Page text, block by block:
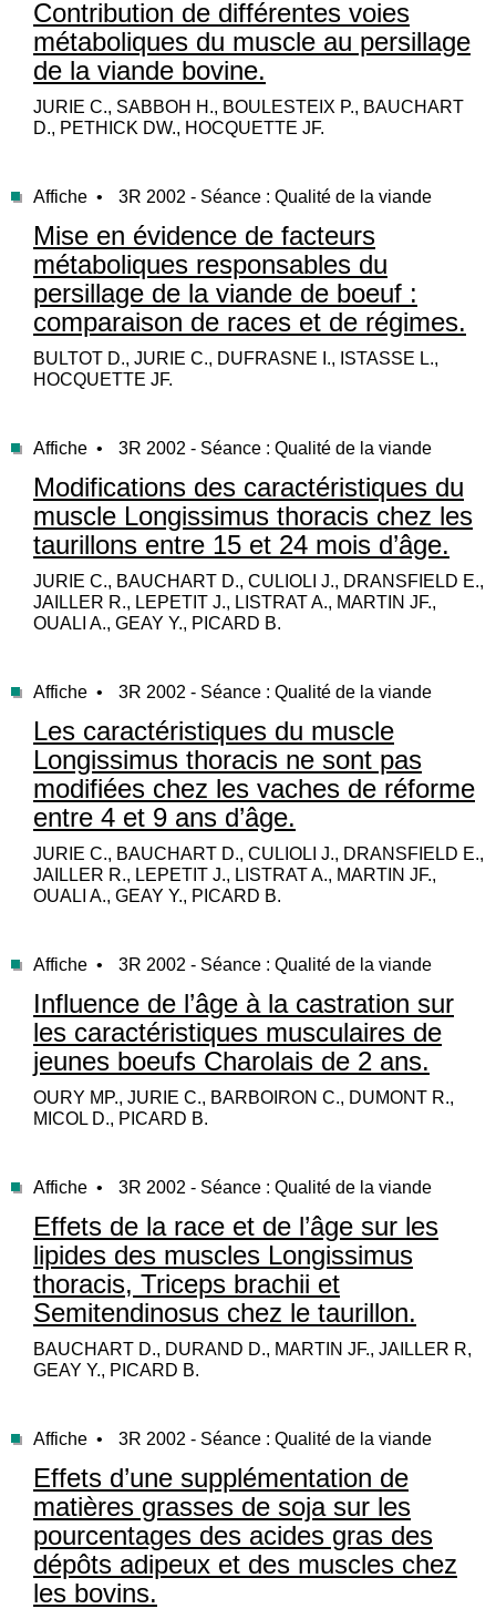
Contribution de différentes voies
métaboliques du muscle au persillage
de la viande bovine.
JURIE C., SABBOH H., BOULESTEIX P., BAUCHART
D., PETHICK DW., HOCQUETTE JF.
Affiche • 3R 2002 - Séance : Qualité de la viande
Mise en évidence de facteurs
métaboliques responsables du
persillage de la viande de boeuf :
comparaison de races et de régimes.
BULTOT D., JURIE C., DUFRASNE I., ISTASSE L.,
HOCQUETTE JF.
Affiche • 3R 2002 - Séance : Qualité de la viande
Modifications des caractéristiques du
muscle Longissimus thoracis chez les
taurillons entre 15 et 24 mois d’âge.
JURIE C., BAUCHART D., CULIOLI J., DRANSFIELD E.,
JAILLER R., LEPETIT J., LISTRAT A., MARTIN JF.,
OUALI A., GEAY Y., PICARD B.
Affiche • 3R 2002 - Séance : Qualité de la viande
Les caractéristiques du muscle
Longissimus thoracis ne sont pas
modifiées chez les vaches de réforme
entre 4 et 9 ans d’âge.
JURIE C., BAUCHART D., CULIOLI J., DRANSFIELD E.,
JAILLER R., LEPETIT J., LISTRAT A., MARTIN JF.,
OUALI A., GEAY Y., PICARD B.
Affiche • 3R 2002 - Séance : Qualité de la viande
Influence de l’âge à la castration sur
les caractéristiques musculaires de
jeunes boeufs Charolais de 2 ans.
OURY MP., JURIE C., BARBOIRON C., DUMONT R.,
MICOL D., PICARD B.
Affiche • 3R 2002 - Séance : Qualité de la viande
Effets de la race et de l’âge sur les
lipides des muscles Longissimus
thoracis, Triceps brachii et
Semitendinosus chez le taurillon.
BAUCHART D., DURAND D., MARTIN JF., JAILLER R,
GEAY Y., PICARD B.
Affiche • 3R 2002 - Séance : Qualité de la viande
Effets d’une supplémentation de
matières grasses de soja sur les
pourcentages des acides gras des
dépôts adipeux et des muscles chez
les bovins.